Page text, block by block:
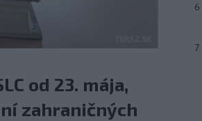
od 23. mája,
zahraničných
6
7